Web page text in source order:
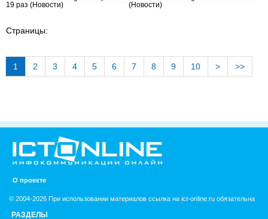
19 раз (Новости)
(Новости)
Страницы:
1 2 3 4 5 6 7 8 9 10 > >>
О проекте
© 2004-2026 При использовании материалов ссылка на ict-online.ru обязательна
РАЗДЕЛЫ